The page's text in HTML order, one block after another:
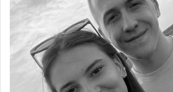
zavijena je u crno nakon stravične
pogodila Novi Sad, gdje je 14 osoba
željezničkoj stanici, a među njima je
Naime, nakon tragedije se oglasio
Potisje iz Knićanina i oprostio se od
svog 21-godišnjeg nogometaša koji